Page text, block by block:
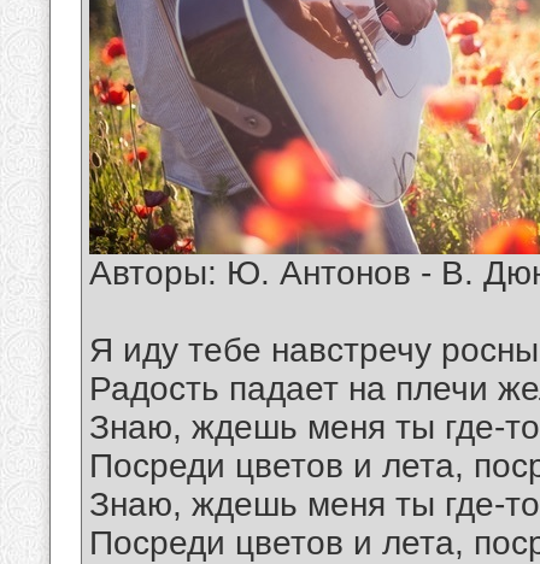
Авторы: Ю. Антонов - В.
Я иду тебе навстречу
Радость падает на плечи
Знаю, ждешь меня ты где-
Посреди цветов и лета,
Знаю, ждешь меня ты где-
Посреди цветов и лета,